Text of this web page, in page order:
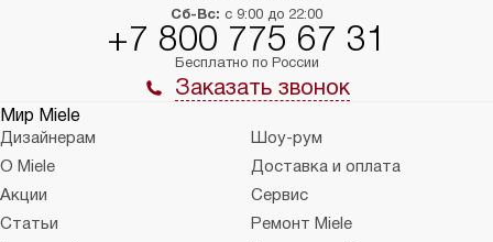
Сб-Вс: с 9:00 до 22:00
+7 800 775 67 31
Бесплатно по России
Заказать звонок
Мир Miele
Дизайнерам
Шоу-рум
О Miele
Доставка и оплата
Акции
Сервис
Статьи
Ремонт Miele